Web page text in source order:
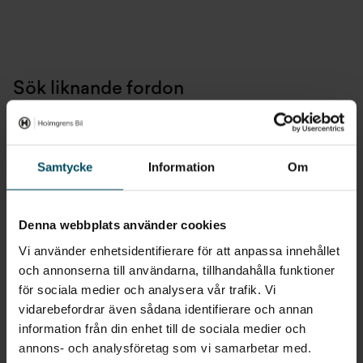
Samtycke Information Om
Denna webbplats använder cookies
Vi använder enhetsidentifierare för att anpassa innehållet
och annonserna till användarna, tillhandahålla funktioner
för sociala medier och analysera vår trafik. Vi
vidarebefordrar även sådana identifierare och annan
information från din enhet till de sociala medier och
annons- och analysföretag som vi samarbetar med.
Max dragvikt obromsat
Max släpvagnsvikt B-körkort 1000 kg
Eluppvärmd ratt
Eluppvärmd vindruta
Ford pass connect modem inklusive ecall (emergenxy
Förberedelse för alkolås
Förberedelse för dragkrok utan elmodul
Förvaringshylla ovanför vindrutan
Sök liknande fordon
Alla Ford Transit Connect
Alla Ford Transit Connect från 2026
Alla Ford Transit Connect med Laddhybrid
Alla Ford Transit Connect Transportbil - Skåp
Alla Laddhybrid bilar från 2026
Alla Transportbil - Skåp bilar med Laddhybrid
Alla nya Transportbil - Skåp bilar från 2026